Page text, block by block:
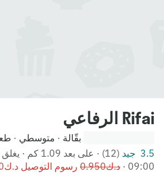
Rifai الرفاعي
بقّالة · متوسطي ·
3.5 جيد
(12)
· على بعد 1.09 كم ·
‪09:00‬
·
رسوم التوصيل ‪⁦د.ك0.000⁩‬